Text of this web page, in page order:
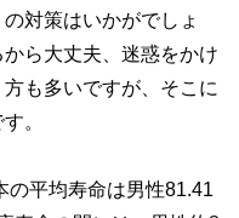
対策はいかがでしょ
ら大丈夫、迷惑をかけ
も多いですが、そこに
。
平均寿命は男性81.41